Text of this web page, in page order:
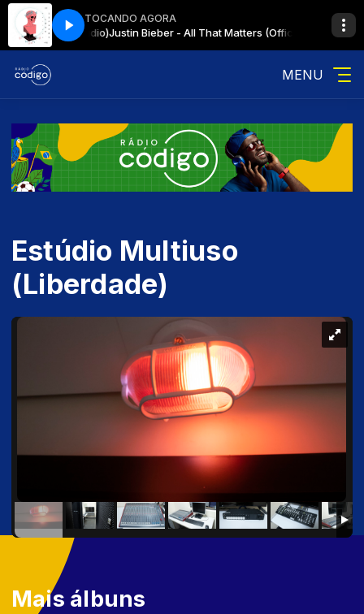
TOCANDO AGORA
(Official Audio)Justin Bieber - All That Matters (Official Audio)
MENU
Estúdio Multiuso
(Liberdade)
Mais álbuns